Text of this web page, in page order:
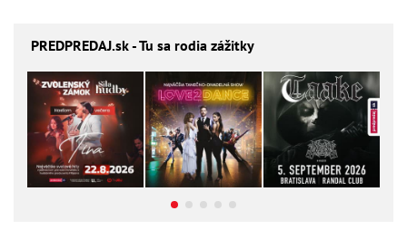
PREDPREDAJ.sk - Tu sa rodia zážitky